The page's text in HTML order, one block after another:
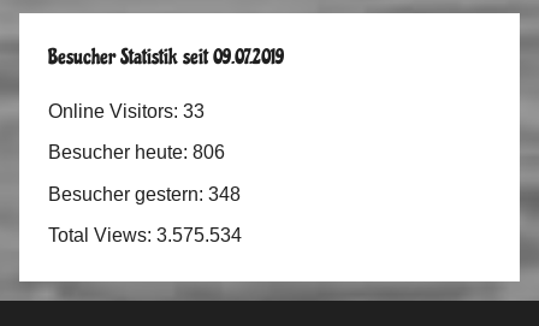
Besucher Statistik seit 09.07.2019
Online Visitors: 33
Besucher heute: 806
Besucher gestern: 348
Total Views: 3.575.534